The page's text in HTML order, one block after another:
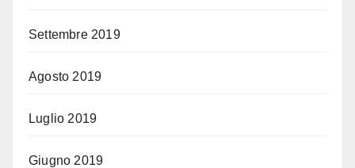
Settembre 2019
Agosto 2019
Luglio 2019
Giugno 2019